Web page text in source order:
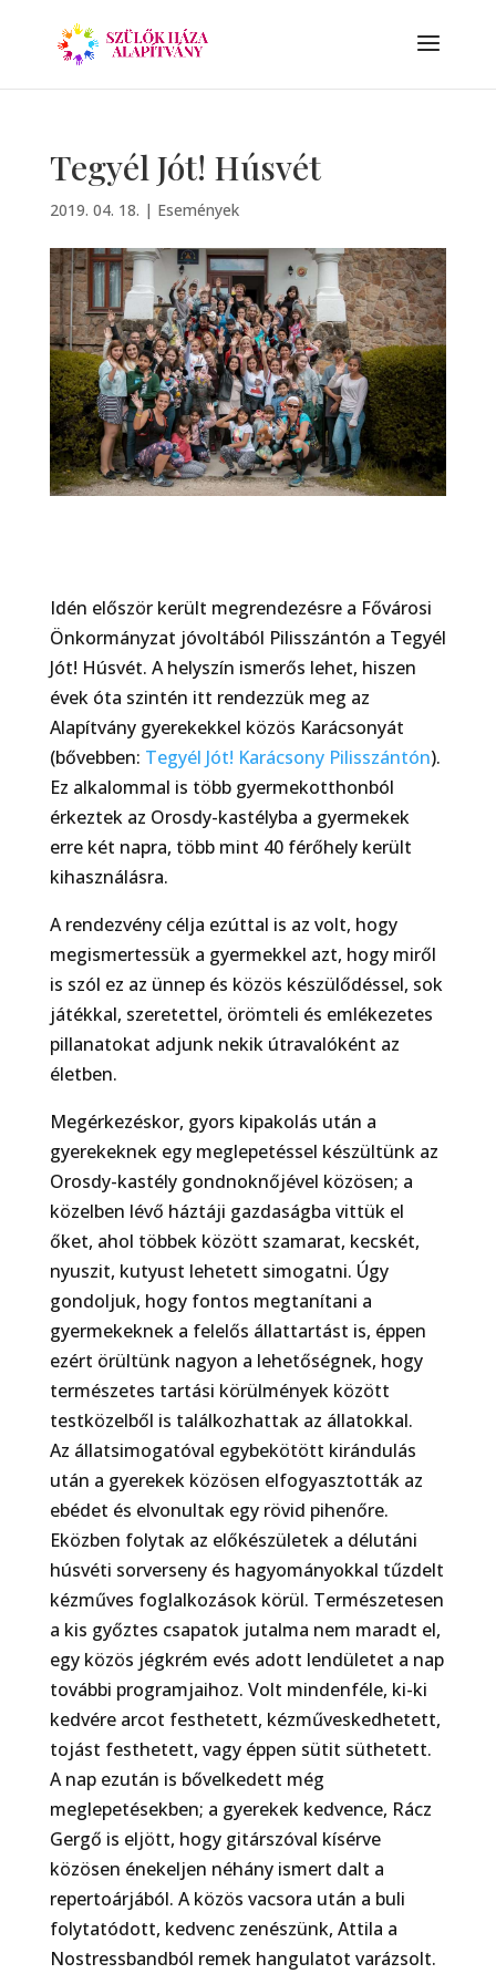
Tegyél Jót! Húsvét
2019. 04. 18. | Események
Idén először került megrendezésre a Fővárosi
Önkormányzat jóvoltából Pilisszántón a Tegyél
Jót! Húsvét. A helyszín ismerős lehet, hiszen
évek óta szintén itt rendezzük meg az
Alapítvány gyerekekkel közös Karácsonyát
(bővebben: Tegyél Jót! Karácsony Pilisszántón).
Ez alkalommal is több gyermekotthonból
érkeztek az Orosdy-kastélyba a gyermekek
erre két napra, több mint 40 férőhely került
kihasználásra.
A rendezvény célja ezúttal is az volt, hogy
megismertessük a gyermekkel azt, hogy miről
is szól ez az ünnep és közös készülődéssel, sok
játékkal, szeretettel, örömteli és emlékezetes
pillanatokat adjunk nekik útravalóként az
életben.
Megérkezéskor, gyors kipakolás után a
gyerekeknek egy meglepetéssel készültünk az
Orosdy-kastély gondnoknőjével közösen; a
közelben lévő háztáji gazdaságba vittük el
őket, ahol többek között szamarat, kecskét,
nyuszit, kutyust lehetett simogatni. Úgy
gondoljuk, hogy fontos megtanítani a
gyermekeknek a felelős állattartást is, éppen
ezért örültünk nagyon a lehetőségnek, hogy
természetes tartási körülmények között
testközelből is találkozhattak az állatokkal.
Az állatsimogatóval egybekötött kirándulás
után a gyerekek közösen elfogyasztották az
ebédet és elvonultak egy rövid pihenőre.
Eközben folytak az előkészületek a délutáni
húsvéti sorverseny és hagyományokkal tűzdelt
kézműves foglalkozások körül. Természetesen
a kis győztes csapatok jutalma nem maradt el,
egy közös jégkrém evés adott lendületet a nap
további programjaihoz. Volt mindenféle, ki-ki
kedvére arcot festhetett, kézműveskedhetett,
tojást festhetett, vagy éppen sütit süthetett.
A nap ezután is bővelkedett még
meglepetésekben; a gyerekek kedvence, Rácz
Gergő is eljött, hogy gitárszóval kísérve
közösen énekeljen néhány ismert dalt a
repertoárjából. A közös vacsora után a buli
folytatódott, kedvenc zenészünk, Attila a
Nostressbandból remek hangulatot varázsolt.